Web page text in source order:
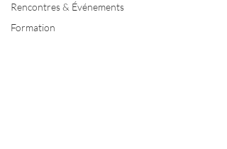
Rencontres & Événements
Formation